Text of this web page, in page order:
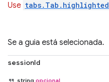
Use tabs.Tab.highlighted
Se a guia está selecionada.
sessionId
string opcional